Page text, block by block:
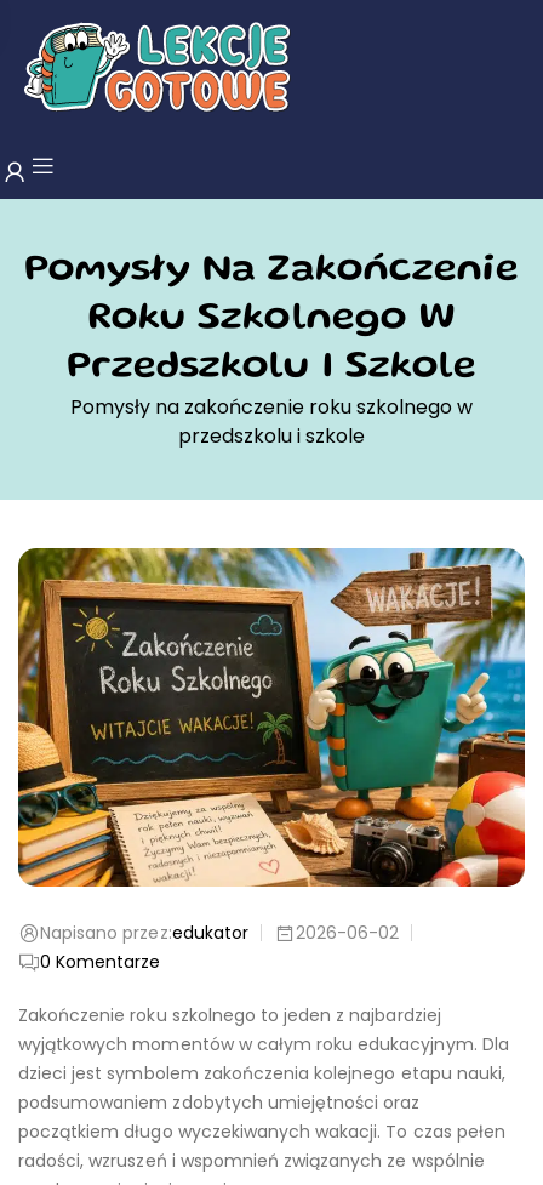
Pomysły Na Zakończenie
Roku Szkolnego W
Przedszkolu I Szkole
Pomysły na zakończenie roku szkolnego w
przedszkolu i szkole
Napisano przez:edukator
2026-06-02
0Komentarze
Zakończenie roku szkolnego to jeden z najbardziej
wyjątkowych momentów w całym roku edukacyjnym. Dla
dzieci jest symbolem zakończenia kolejnego etapu nauki,
podsumowaniem zdobytych umiejętności oraz
początkiem długo wyczekiwanych wakacji. To czas pełen
radości, wzruszeń i wspomnień związanych ze wspólnie